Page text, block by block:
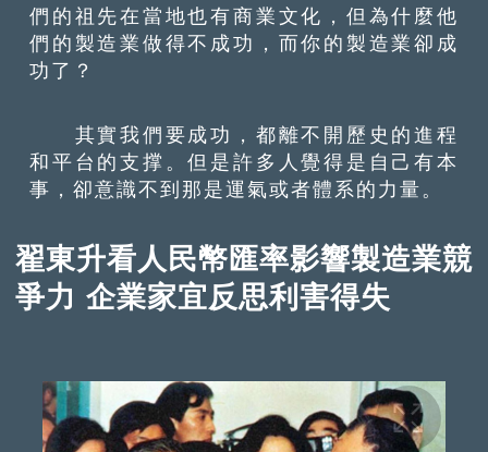
們的祖先在當地也有商業文化，但為什麼他
們的製造業做得不成功，而你的製造業卻成
功了？
其實我們要成功，都離不開歷史的進程
和平台的支撑。但是許多人覺得是自己有本
事，卻意識不到那是運氣或者體系的力量。
翟東升看人民幣匯率影響製造業競
爭力 企業家宜反思利害得失